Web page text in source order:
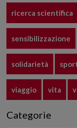
ricerca scientifica
sensibilizzazione
solidarietà
viaggio vita
Categorie